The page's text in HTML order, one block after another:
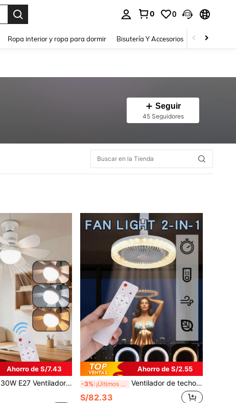
0 0
Ropa interior y ropa para dormir Bisutería Y Accesorios Zapatos
Seguir
45 Seguidores
Ahorro de S/7.43
30W E27 Ventilador de techo LED con luz de color cambiante - Fácil instalación, control remoto, 3 velocidades y temporizador de sueño para sala de estar y hogar
Ahorro de S/2.55
-3% ¡Últimos 3 días Ventilador de techo inteligente 2 en 1 de 40W con control remoto, lámpara de iluminación, base de conversión E27, 85-265V, base de iluminación para dormitorio y sala de estar
S/82.33